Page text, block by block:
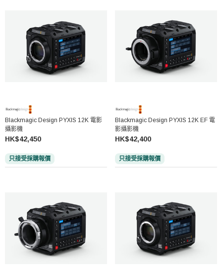
Blackmagic Design PYXIS 12K 電影
攝影機
HK$42,450
只接受採購報價
Blackmagic Design PYXIS 12K EF 電
影攝影機
HK$42,400
只接受採購報價